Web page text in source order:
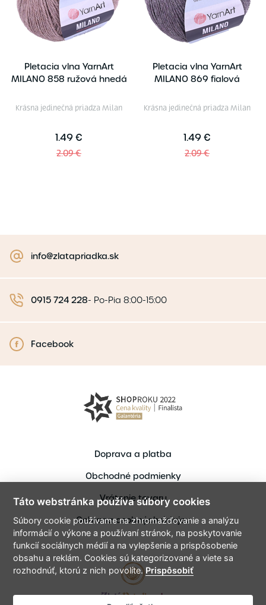
Pletacia vlna YarnArt
MILANO 858 ružová hnedá
Krásna jedinečná priadza Milan
1.49 €
2.09 €
Pletacia vlna YarnArt
MILANO 869 fialová
Krásna jedinečná priadza Milan
1.49 €
2.09 €
info@zlatapriadka.sk
0915 724 228- Po-Pia 8:00-15:00
Facebook
Doprava a platba
Obchodné podmienky
Vrátenie tovaru
Ochrana osobných údajov
Táto webstránka používa súbory cookies
Súbory cookie používame na zhromažďovanie a analýzu
informácií o výkone a používaní stránok, na poskytovanie
funkcií sociálnych médií a na vylepšenie a prispôsobenie
obsahu a reklám. Cookies sú kategorizované a viete sa
rozhodnúť, ktorú z nich povolíte.Prispôsobiť